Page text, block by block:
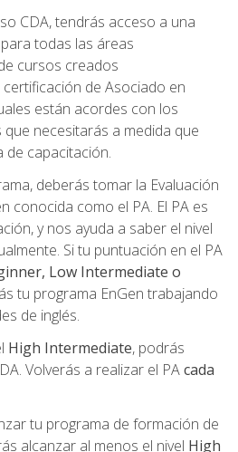
CDA, tendrás acceso a una
todas las áreas
cursos creados
de Asociado en
están acordes con los
necesitarás a medida que
de capacitación.
deberás tomar la Evaluación
conocida como el PA. El PA es
y nos ayuda a saber el nivel
Si tu puntuación en el PA
Low Intermediate o
tu programa EnGen trabajando
de inglés.
High Intermediate, podrás
Volverás a realizar el PAcada
tu programa de formación de
alcanzar al menos el nivel High